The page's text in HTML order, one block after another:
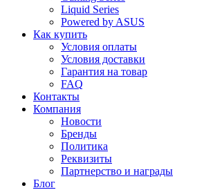
Liquid Series
Powered by ASUS
Как купить
Условия оплаты
Условия доставки
Гарантия на товар
FAQ
Контакты
Компания
Новости
Бренды
Политика
Реквизиты
Партнерство и награды
Блог